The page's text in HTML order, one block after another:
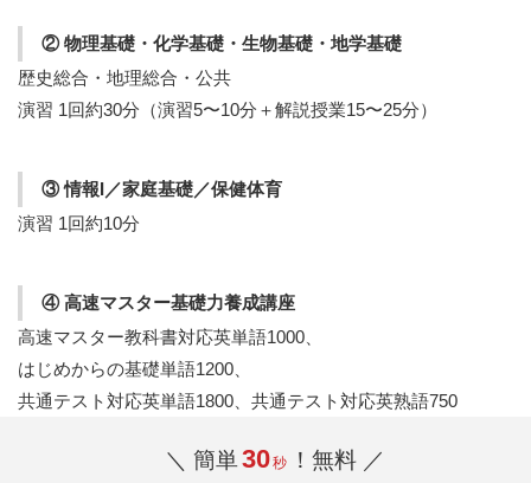
② 物理基礎・化学基礎・生物基礎・地学基礎
歴史総合・地理総合・公共
演習 1回約30分（演習5〜10分＋解説授業15〜25分）
③ 情報I／家庭基礎／保健体育
演習 1回約10分
④ 高速マスター基礎力養成講座
高速マスター教科書対応英単語1000、
はじめからの基礎単語1200、
共通テスト対応英単語1800、共通テスト対応英熟語750
＼ 簡単30秒 ！無料 ／